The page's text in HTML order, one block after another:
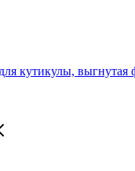
кутикулы, выгнутая